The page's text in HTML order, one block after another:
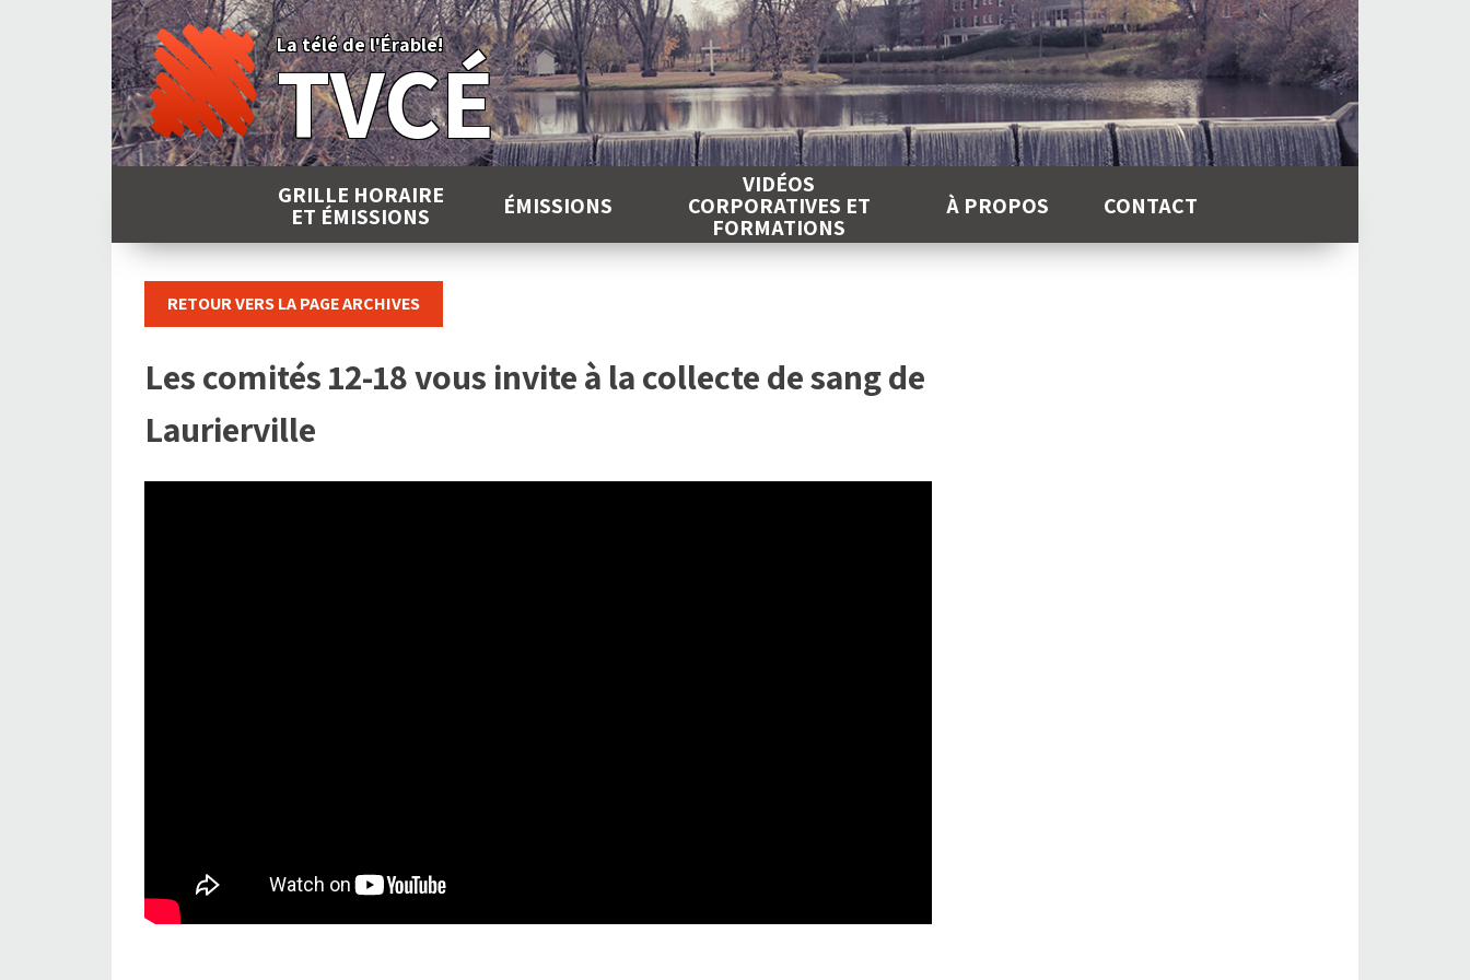
La télé de l'Érable!
TVCÉ
GRILLE HORAIRE
ET ÉMISSIONS ÉMISSIONS
VIDÉOS
CORPORATIVES ET
FORMATIONS
À PROPOS CONTACT
RETOUR VERS LA PAGE ARCHIVES
Les comités 12-18 vous invite à la collecte de sang de
Laurierville